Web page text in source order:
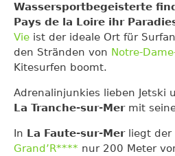
Wassersportbegeisterte
Pays de la Loire ihr
Vie ist der ideale Ort für
den Stränden von Notre-
Kitesurfen boomt.
Adrenalinjunkies lieben Jetski
La Tranche-sur-Mer mit
In La Faute-sur-Merliegt der
Grand’R**** nur 200 Meter